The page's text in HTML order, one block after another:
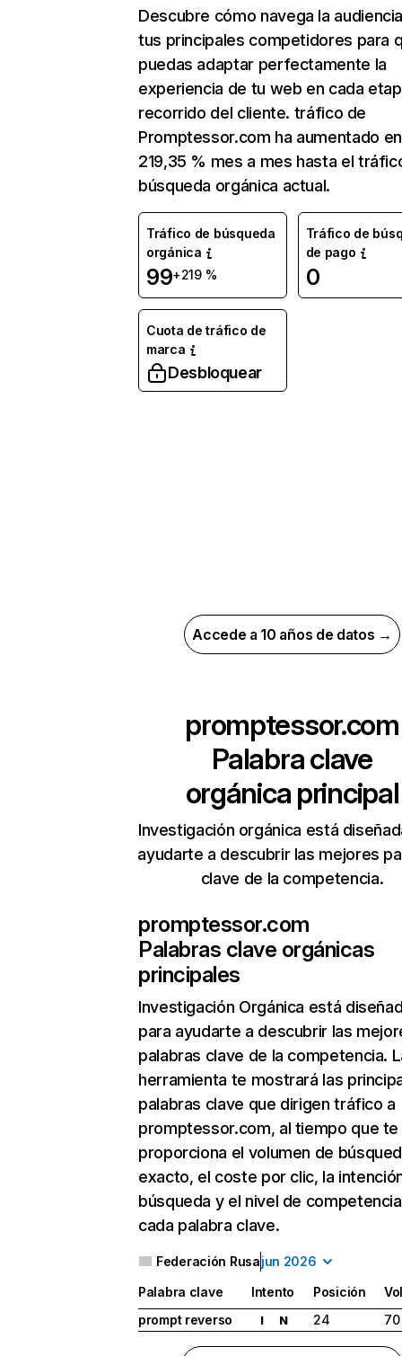
Descubre cómo navega la
tus principales competidores para
puedas adaptar perfectamente la
experiencia de tu web en cada
recorrido del cliente. tráfico de
Promptessor.com ha aumentado en
219,35 % mes a mes hasta el
búsqueda orgánica actual.
Tráfico de búsqueda
orgánica
99+219 %
Tráfico de
de pago
0
Cuota de tráfico de
marca
Desbloquear
Accede a 10 años de datos →
promptessor.com
Palabra clave
orgánica principal
Investigación orgánica está
ayudarte a descubrir las mejores
clave de la competencia.
promptessor.com
Palabras clave orgánicas
principales
Investigación Orgánica está
para ayudarte a descubrir las
palabras clave de la competencia.
herramienta te mostrará las
palabras clave que dirigen tráfico a
promptessor.com, al tiempo que te
proporciona el volumen de
exacto, el coste por clic, la
búsqueda y el nivel de
cada palabra clave.
Federación Rusajun 2026
Palabra clave Intento Posición
prompt reverso
I N 24 70